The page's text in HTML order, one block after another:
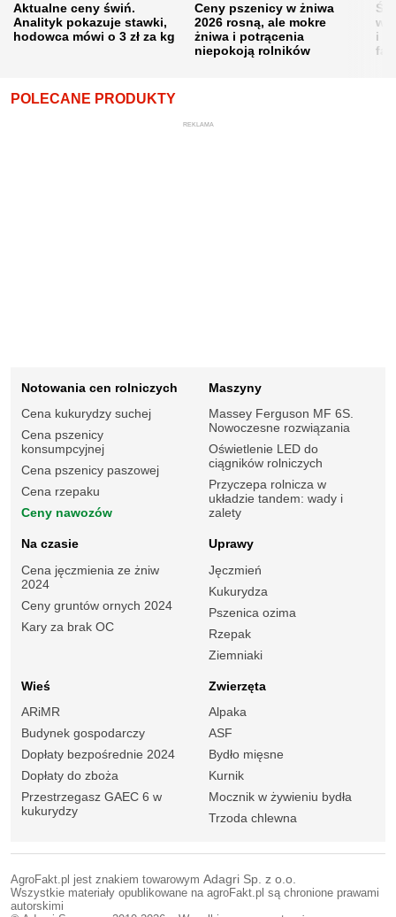
Aktualne ceny świń.
Analityk pokazuje stawki,
hodowca mówi o 3 zł za kg
Ceny pszenicy w żniwa
2026 rosną, ale mokre
żniwa i potrącenia
niepokoją rolników
i
POLECANE PRODUKTY
REKLAMA
Notowania cen rolniczych
Cena kukurydzy suchej
Cena pszenicy
konsumpcyjnej
Cena pszenicy paszowej
Cena rzepaku
Ceny nawozów
Maszyny
Massey Ferguson MF 6S.
Nowoczesne rozwiązania
Oświetlenie LED do
ciągników rolniczych
Przyczepa rolnicza w
układzie tandem: wady i
zalety
Na czasie
Cena jęczmienia ze żniw
2024
Ceny gruntów ornych 2024
Kary za brak OC
Uprawy
Jęczmień
Kukurydza
Pszenica ozima
Rzepak
Ziemniaki
Wieś
ARiMR
Budynek gospodarczy
Dopłaty bezpośrednie 2024
Dopłaty do zboża
Przestrzegasz GAEC 6 w
kukurydzy
Zwierzęta
Alpaka
ASF
Bydło mięsne
Kurnik
Mocznik w żywieniu bydła
Trzoda chlewna
AgroFakt.pl jest znakiem towarowym Adagri Sp. z o.o.
Wszystkie materiały opublikowane na agroFakt.pl są chronione prawami
autorskimi